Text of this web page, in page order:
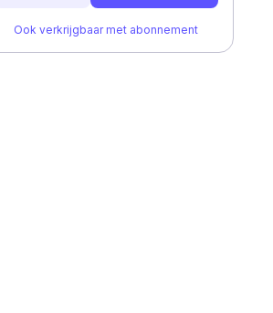
Ook verkrijgbaar met abonnement